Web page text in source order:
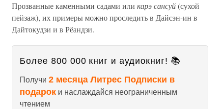
Прозванные каменными садами или карэ сансуй(сухой
пейзаж), их примеры можно проследить в Дайсэн-ин в
Дайтокудзи и в Рёандзи.
Более 800 000 книг и аудиокниг! 📚
Получи 2 месяца Литрес Подписки в
подарок и наслаждайся неограниченным
чтением